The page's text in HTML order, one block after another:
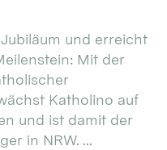
und erreicht
Mit der
Katholino auf
und ist damit der
in NRW. ...